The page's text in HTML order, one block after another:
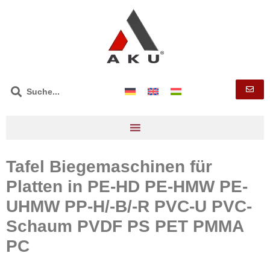
Tafel Biegemaschinen für
Platten in PE-HD PE-HMW PE-
UHMW PP-H/-B/-R PVC-U PVC-
Schaum PVDF PS PET PMMA
PC